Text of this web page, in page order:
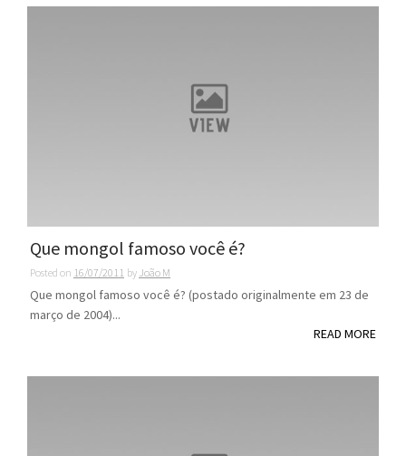
Que mongol famoso você é?
Posted on 16/07/2011 by João M
Que mongol famoso você é? (postado originalmente em 23 de
março de 2004)...
READ MORE